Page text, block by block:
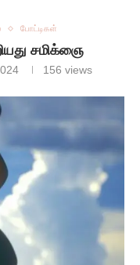
போட்டிகள்
சமிக்ஞை
156 views